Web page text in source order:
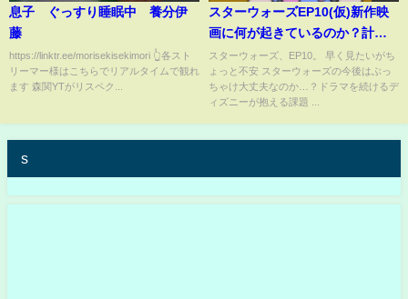
息子 ぐっすり睡眠中 養分伊
藤
https://linktr.ee/morisekisekimori 👆各スト
リーマー様はこちらでリアルタイムで観れ
ます 森関YTがリスペク...
スターウォーズEP10(仮)新作映
画に何が起きているのか？計画
中の8本の映画｜スターウォーズ
解説考察
スターウォーズ、EP10。 早く見たいがち
ょっと不安 スターウォーズの今後はぶっ
ちゃけ大丈夫なのか…？ドラマを続けるデ
ィズニーが抱える課題 ...
s